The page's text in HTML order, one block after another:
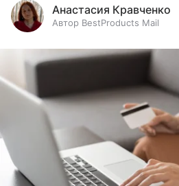
Анастасия Кравченко
Автор BestProducts Mail